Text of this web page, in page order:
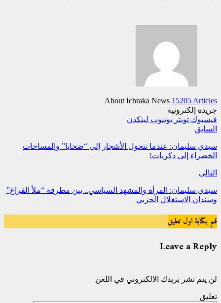
About Ichraka News 15205 Articles
جريدة إلكترونية
فيسبوك تويتر يوتيوب لينكدن
السابق
سيدي سليمان: عندما تتحول الأشجار إلى “ضحايا” والمساحات
الخضراء إلى ذكريات!
التالي
سيدي سليمان: المرأة والمشهد السياسي.. بين مطرقة “ملأ الفراغ”
وسندان الاستغلال الحزبي
قم بكتابة اول تعليق
Leave a Reply
لن يتم نشر بريدك الالكتروني في اللعن
تعليق